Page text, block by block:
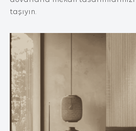
taşıyın.
kaynaklananlar başta olmak
3.İNTERNET SİTEMİZDE
KULLANILAN ÇEREZ
3.1.Oturum Çerezleri
Oturum çerezlerini ziyaretinizi